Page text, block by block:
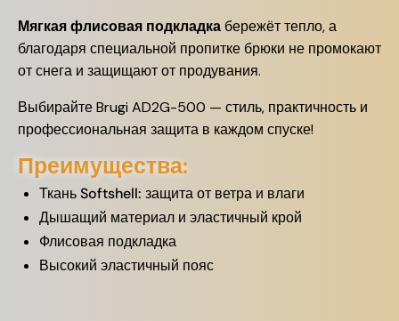
Мягкая флисовая подкладка бережёт тепло, а
благодаря специальной пропитке брюки не промокают
от снега и защищают от продувания.
Выбирайте Brugi AD2G-500 — стиль, практичность и
профессиональная защита в каждом спуске!
Преимущества:
Ткань Softshell: защита от ветра и влаги
Дышащий материал и эластичный крой
Флисовая подкладка
Высокий эластичный пояс